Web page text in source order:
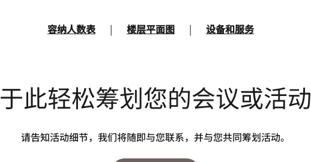
容纳人数表 | 楼层平面图 | 设备和服务
于此轻松筹划您的会议或活动
请告知活动细节，我们将随即与您联系，并与您共同筹划活动。